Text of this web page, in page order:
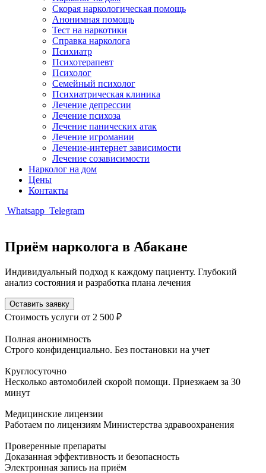
Скорая наркологическая помощь
Анонимная помощь
Тест на наркотики
Справка нарколога
Психиатр
Психотерапевт
Психолог
Семейный психолог
Психиатрическая клиника
Лечение депрессии
Лечение психоза
Лечение панических атак
Лечение игромании
Лечение-интернет зависимости
Лечение созависимости
Нарколог на дом
Цены
Контакты
Whatsapp Telegram
Приём нарколога в Абакане
Индивидуальный подход к каждому пациенту. Глубокий
анализ состояния и разработка плана лечения
Оставить заявку
Стоимость услуги от 2 500 ₽
Полная анонимность
Строго конфиденциально. Без постановки на учет
Круглосуточно
Несколько автомобилей скорой помощи. Приезжаем за 30
минут
Медицинские лицензии
Работаем по лицензиям Министерства здравоохранения
Проверенные препараты
Доказанная эффективность и безопасность
Электронная запись на приём